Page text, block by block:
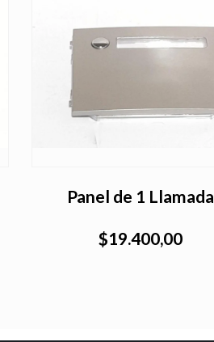
Panel de 1 Llamada
$19.400,00